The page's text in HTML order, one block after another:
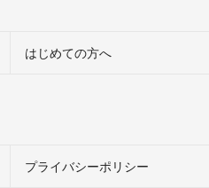
はじめての方へ
プライバシーポリシー